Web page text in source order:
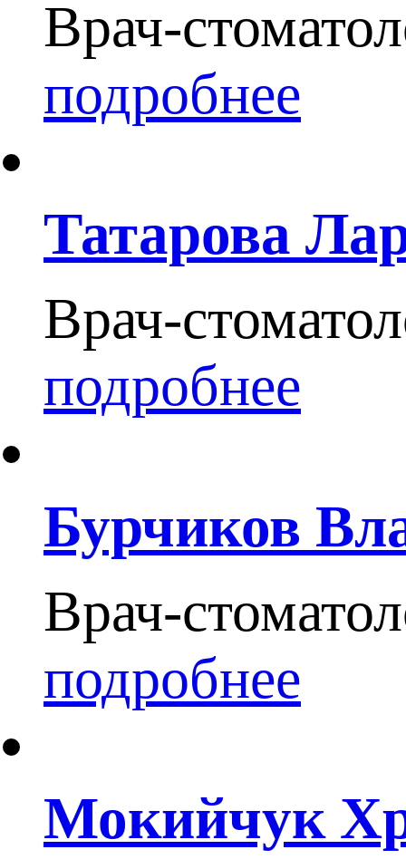
Врач-
подробнее
Татарова
Врач-
подробнее
Бурчиков
Врач-
подробнее
Мокийчук